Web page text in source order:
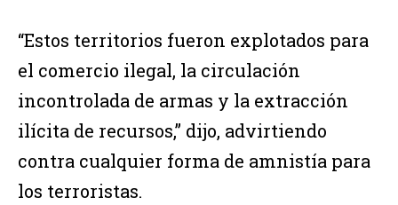
“Estos territorios fueron explotados para
el comercio ilegal, la circulación
incontrolada de armas y la extracción
ilícita de recursos,” dijo, advirtiendo
contra cualquier forma de amnistía para
los terroristas.